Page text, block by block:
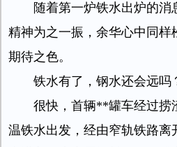
随着第一炉铁水出炉的消
精神为之一振，余华心中同样
期待之色。
铁水有了，钢水还会远吗
很快，首辆**罐车经过捞
温铁水出发，经由窄轨铁路离